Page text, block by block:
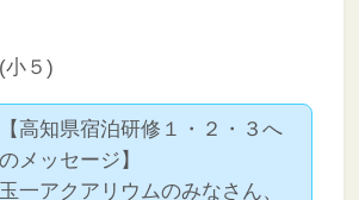
小５)
【高知県宿泊研修１・２・３へ
のメッセージ】
玉一アクアリウムのみなさん、